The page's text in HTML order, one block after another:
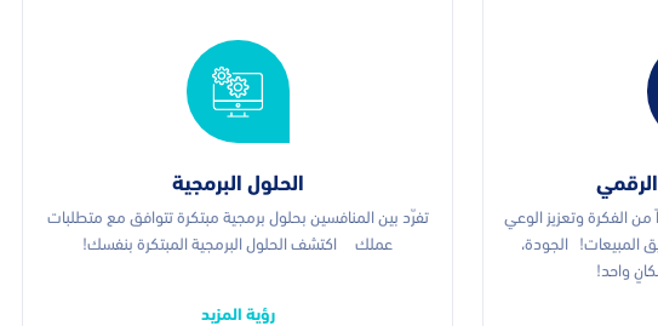
الفكرة وتعزيز الوعي
المبيعات! الجودة،
واحد!
الحلول البرمجية
تفرّد بين المنافسين بحلول برمجية مبتكرة تتوافق مع متطلبات
عملك اكتشف الحلول البرمجية المبتكرة بنفسك!
رؤية المزيد